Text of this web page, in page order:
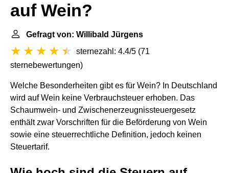
auf Wein?
Gefragt von: Willibald Jürgens
sternezahl: 4.4/5 (71
sternebewertungen)
Welche Besonderheiten gibt es für Wein? In Deutschland
wird auf Wein keine Verbrauchsteuer erhoben. Das
Schaumwein- und Zwischenerzeugnissteuergesetz
enthält zwar Vorschriften für die Beförderung von Wein
sowie eine steuerrechtliche Definition, jedoch keinen
Steuertarif.